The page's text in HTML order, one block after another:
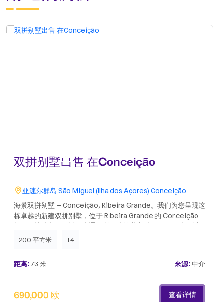
双拼别墅出售 在Conceição
亚速尔群岛 São Miguel (Ilha dos Açores) Conceição
海景双拼别墅 – Conceição, Ribeira Grande。我们为您呈现这
栋卓越的新建双拼别墅，位于 Ribeira Grande 的 Conceição
其优质的装修、一览无余的海景以及靠近商业、服务和学校的优
为辅助住宅。 它拥有设备齐全的厨房、开放式客厅、一间舒适
的卧室（套房）和一间社交浴室。1 楼 – T3 公寓（128 平方
米）：面积宽敞，其中 6 个嵌入式衣柜引人注目，这间公寓提
供出色的空间分布。 包括三间卧室（其中两间是套房）、一间
200 平方米 T4
距离:73 米 来源:中介
690,000 欧 查看详情